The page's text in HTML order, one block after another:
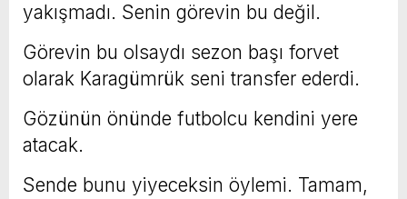
yakışmadı. Senin görevin bu değil.
Görevin bu olsaydı sezon başı forvet
olarak Karagümrük seni transfer ederdi.
Gözünün önünde futbolcu kendini yere
atacak.
Sende bunu yiyeceksin öylemi. Tamam,